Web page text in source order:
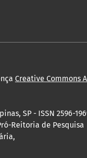
Creative Commons
SP - ISSN 2596-
Reitoria de Pesquisa